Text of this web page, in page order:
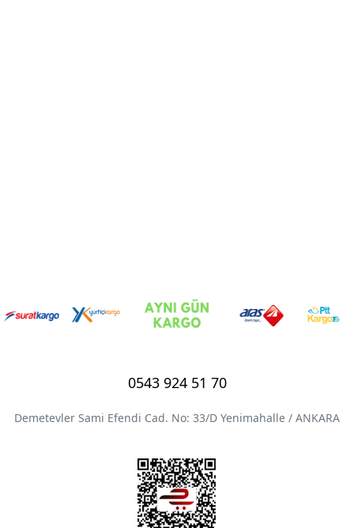
0543 924 51 70
Demetevler Sami Efendi Cad. No: 33/D Yenimahalle / ANKARA